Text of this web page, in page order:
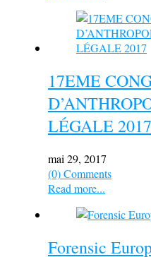
17EME
LÉGALE 2017
mai 29, 2017
(0) Comments
Read more...
Forensic